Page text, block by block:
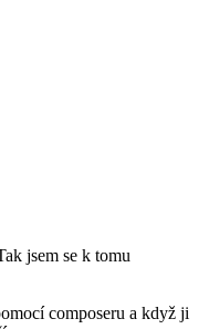
jsem se k tomu
composeru a když ji